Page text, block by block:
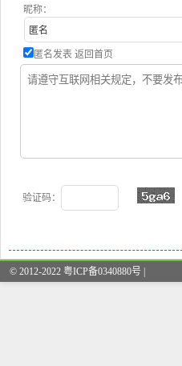
昵称：
匿名发表 返回首页
验证码：
© 2012-2022 粤ICP备0340880号 |